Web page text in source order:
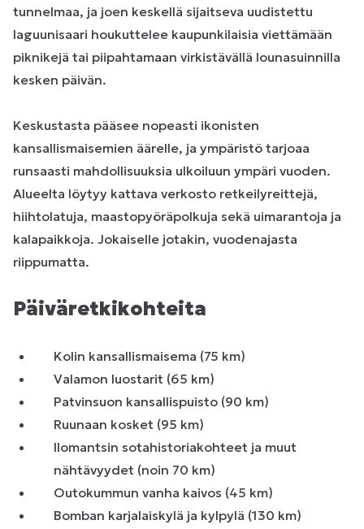
tunnelmaa, ja joen keskellä sijaitseva uudistettu
laguunisaari houkuttelee kaupunkilaisia viettämään
piknikejä tai piipahtamaan virkistävällä lounasuinnilla
kesken päivän.
Keskustasta pääsee nopeasti ikonisten
kansallismaisemien äärelle, ja ympäristö tarjoaa
runsaasti mahdollisuuksia ulkoiluun ympäri vuoden.
Alueelta löytyy kattava verkosto retkeilyreittejä,
hiihtolatuja, maastopyöräpolkuja sekä uimarantoja ja
kalapaikkoja. Jokaiselle jotakin, vuodenajasta
riippumatta.
Päiväretkikohteita
Kolin kansallismaisema (75 km)
Valamon luostarit (65 km)
Patvinsuon kansallispuisto (90 km)
Ruunaan kosket (95 km)
Ilomantsin sotahistoriakohteet ja muut
nähtävyydet (noin 70 km)
Outokummun vanha kaivos (45 km)
Bomban karjalaiskylä ja kylpylä (130 km)